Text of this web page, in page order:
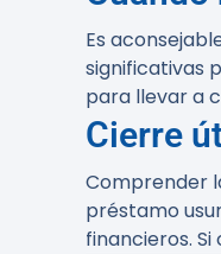
Es
significativas
para llevar a
Cierre
Comprender
préstamo
financieros.